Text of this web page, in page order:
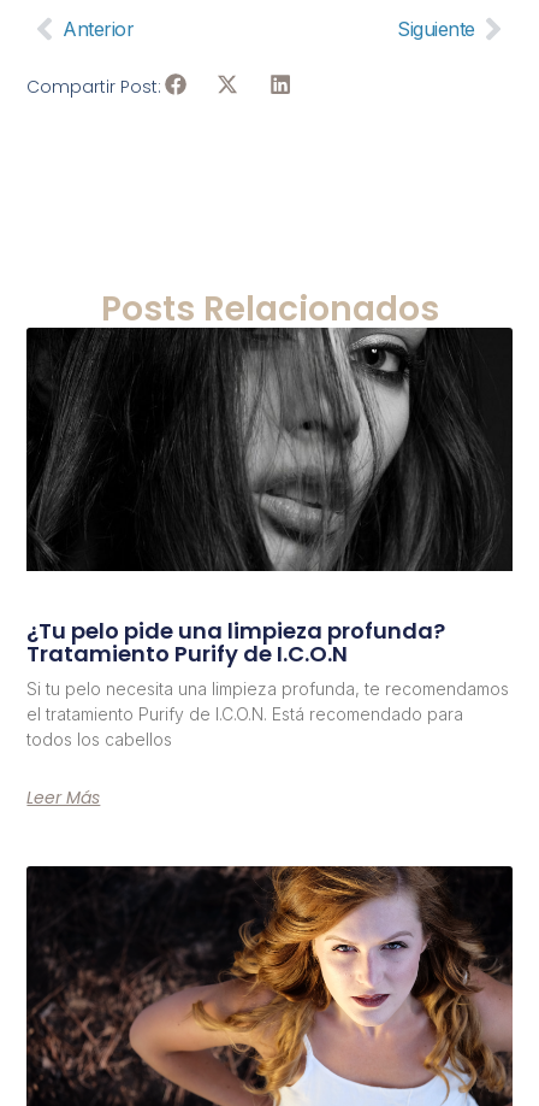
Anterior Siguiente
Compartir Post:
Posts Relacionados
¿Tu pelo pide una limpieza profunda?
Tratamiento Purify de I.C.O.N
Si tu pelo necesita una limpieza profunda, te recomendamos
el tratamiento Purify de I.C.O.N. Está recomendado para
todos los cabellos
Leer Más